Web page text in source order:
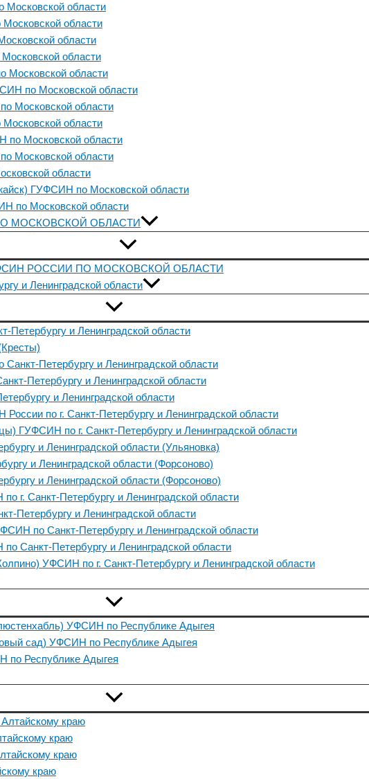
области
области
области
области
области
по Московской области
Московской области
области
Московской области
Московской области
области
ГУФСИН по Московской области
по Московской области
МОСКОВСКОЙ ОБЛАСТИ
РОССИИ ПО МОСКОВСКОЙ ОБЛАСТИ
и Ленинградской области
и Ленинградской области
Петербургу и Ленинградской области
Петербургу и Ленинградской области
и Ленинградской области
по г. Санкт-Петербургу и Ленинградской области
ГУФСИН по г. Санкт-Петербургу и Ленинградской области
и Ленинградской области (Ульяновка)
и Ленинградской области (Форсоново)
и Ленинградской области (Форсоново)
г. Санкт-Петербургу и Ленинградской области
Петербургу и Ленинградской области
по Санкт-Петербургу и Ленинградской области
Санкт-Петербургу и Ленинградской области
УФСИН по г. Санкт-Петербургу и Ленинградской области
УФСИН по Республике Адыгея
сад) УФСИН по Республике Адыгея
по Республике Адыгея
краю
краю
краю
краю